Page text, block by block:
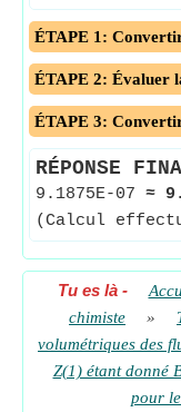
ÉTAPE 1:
ÉTAPE 2: Évaluer
ÉTAPE 3:
RÉPONSE
9.1875E-07 ≈
(Calcul
Tu es là-
chimiste
»
volumétriques des
Z(1) étant donné
pour